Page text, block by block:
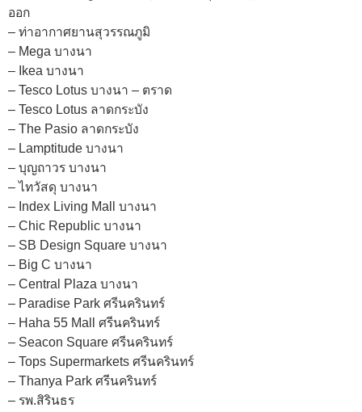
ออก
– ท่าอากาศยานสุวรรณภูมิ
– Mega บางนา
– Ikea บางนา
– Tesco Lotus บางนา – ตราด
– Tesco Lotus ลาดกระบัง
– The Pasio ลาดกระบัง
– Lamptitude บางนา
– บุญถาวร บางนา
– ไทวัสดุ บางนา
– Index Living Mall บางนา
– Chic Republic บางนา
– SB Design Square บางนา
– Big C บางนา
– Central Plaza บางนา
– Paradise Park ศรีนครินทร์
– Haha 55 Mall ศรีนครินทร์
– Seacon Square ศรีนครินทร์
– Tops Supermarkets ศรีนครินทร์
– Thanya Park ศรีนครินทร์
– รพ.สิรินธร